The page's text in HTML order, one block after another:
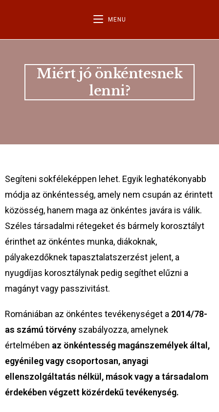
MENU
Miért jó önkéntesnek
lenni?
Segíteni sokféleképpen lehet. Egyik leghatékonyabb
módja az önkéntesség, amely nem csupán az érintett
közösség, hanem maga az önkéntes javára is válik.
Széles társadalmi rétegeket és bármely korosztályt
érinthet az önkéntes munka, diákoknak,
pályakezdőknek tapasztalatszerzést jelent, a
nyugdíjas korosztálynak pedig segíthet elűzni a
magányt vagy passzivitást.
Romániában az önkéntes tevékenységet a 2014/78-
as számú törvény szabályozza, amelynek
értelmében az önkéntesség magánszemélyek által,
egyénileg vagy csoportosan, anyagi
ellenszolgáltatás nélkül, mások vagy a társadalom
érdekében végzett közérdekű tevékenység.